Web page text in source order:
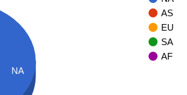
AS
EU
SA
AF
NA